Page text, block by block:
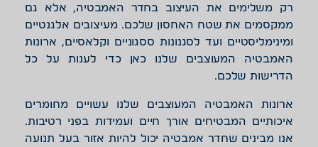
רק משלימים את העיצוב בחדר האמבטיה, אלא גם
ממקסמים את שטח האחסון שלכם. מעיצובים אלגנטיים
ומינימליסטיים ועד לסגנונות ססגוניים וקלאסיים, ארונות
האמבטיה המעוצבים שלנו כאן כדי לענות על כל
הדרישות שלכם.
ארונות האמבטיה המעוצבים שלנו עשויים מחומרים
איכותיים המבטיחים אורך חיים ועמידות בפני רטיבות.
אנו מבינים שחדר אמבטיה יכול להיות אזור בעל תנועה